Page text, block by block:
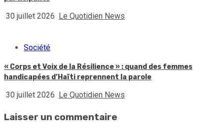
30 juillet 2026 Le Quotidien News
Société
« Corps et Voix de la Résilience » : quand des femmes
handicapées d’Haïti reprennent la parole
30 juillet 2026 Le Quotidien News
Laisser un commentaire